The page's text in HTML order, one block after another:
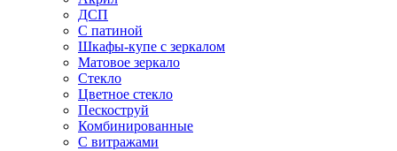
ДСП
С патиной
Шкафы-купе с зеркалом
Матовое зеркало
Стекло
Цветное стекло
Пескоструй
Комбинированные
С витражами